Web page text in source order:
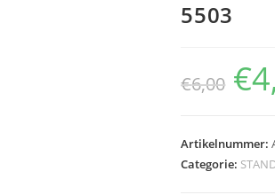
5503
€6,00 €
Artikelnummer:
Categorie: